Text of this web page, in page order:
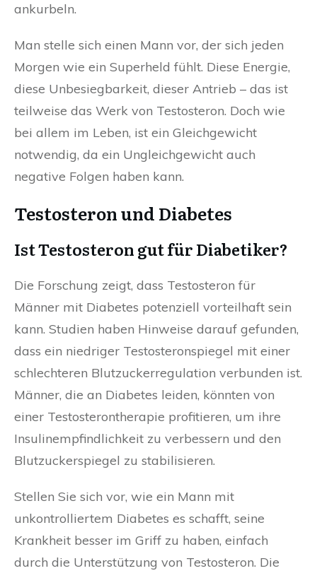
ankurbeln.
Man stelle sich einen Mann vor, der sich jeden
Morgen wie ein Superheld fühlt. Diese Energie,
diese Unbesiegbarkeit, dieser Antrieb – das ist
teilweise das Werk von Testosteron. Doch wie
bei allem im Leben, ist ein Gleichgewicht
notwendig, da ein Ungleichgewicht auch
negative Folgen haben kann.
Testosteron und Diabetes
Ist Testosteron gut für Diabetiker?
Die Forschung zeigt, dass Testosteron für
Männer mit Diabetes potenziell vorteilhaft sein
kann. Studien haben Hinweise darauf gefunden,
dass ein niedriger Testosteronspiegel mit einer
schlechteren Blutzuckerregulation verbunden ist.
Männer, die an Diabetes leiden, könnten von
einer Testosterontherapie profitieren, um ihre
Insulinempfindlichkeit zu verbessern und den
Blutzuckerspiegel zu stabilisieren.
Stellen Sie sich vor, wie ein Mann mit
unkontrolliertem Diabetes es schafft, seine
Krankheit besser im Griff zu haben, einfach
durch die Unterstützung von Testosteron. Die